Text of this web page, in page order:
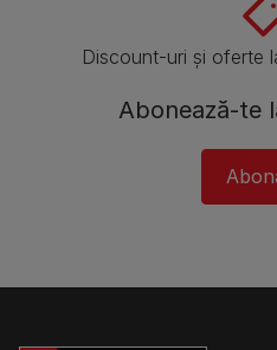
Discount-uri și oferte
Abonează-te